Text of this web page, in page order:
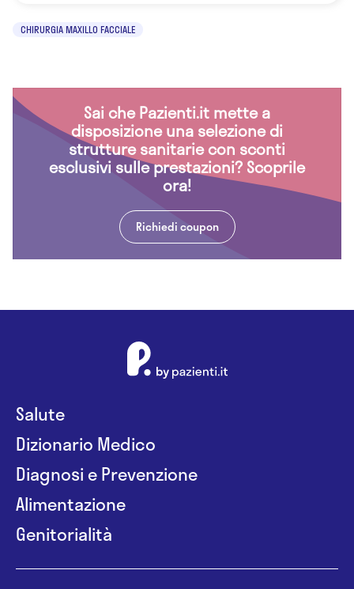
CHIRURGIA MAXILLO FACCIALE
Sai che Pazienti.it mette a
disposizione una selezione di
strutture sanitarie con sconti
esclusivi sulle prestazioni? Scoprile
ora!
Richiedi coupon
Salute
Dizionario Medico
Diagnosi e Prevenzione
Alimentazione
Genitorialità